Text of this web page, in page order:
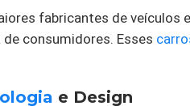
fabricantes de veículos
de consumidores. Esses
e Design